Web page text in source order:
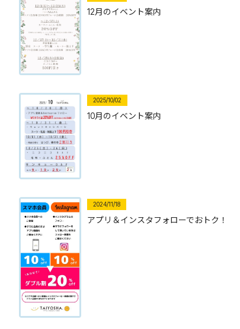
12月のイベント案内
2025/10/02
10月のイベント案内
2024/11/18
アプリ＆インスタフォローでおトク！